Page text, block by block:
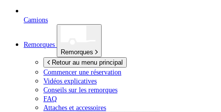
Camions
Remorques
Remorques
Retour au menu principal
Commencer une réservation
Vidéos explicatives
Conseils sur les remorques
FAQ
Attaches et accessoires